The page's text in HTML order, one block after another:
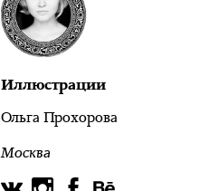
Иллюстрации
Ольга Прохорова
Москва